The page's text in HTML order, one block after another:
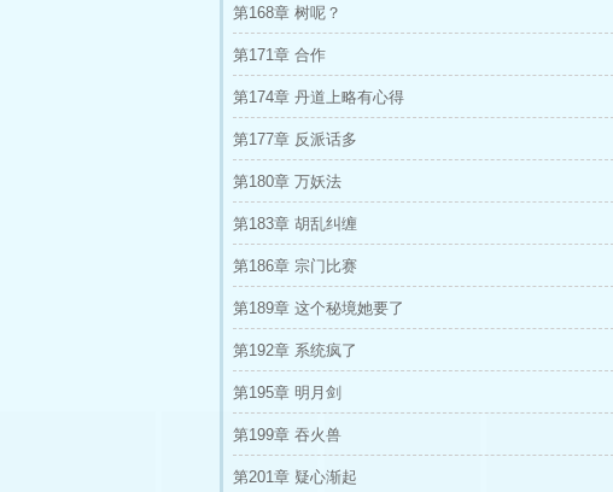
第168章 树呢？
第171章 合作
第174章 丹道上略有心得
第177章 反派话多
第180章 万妖法
第183章 胡乱纠缠
第186章 宗门比赛
第189章 这个秘境她要了
第192章 系统疯了
第195章 明月剑
第199章 吞火兽
第201章 疑心渐起